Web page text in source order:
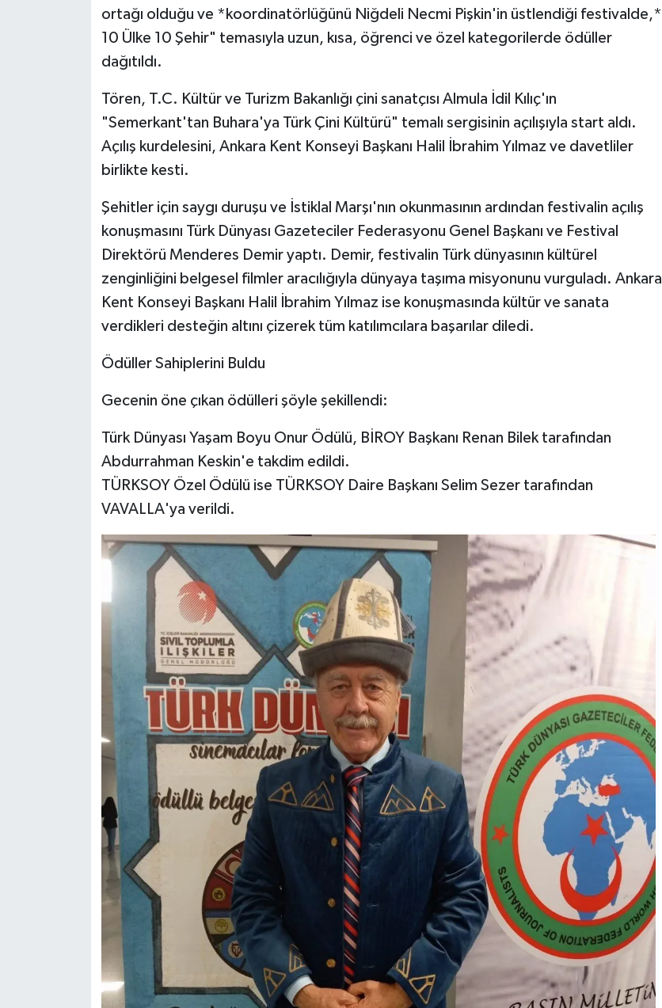
ortağı olduğu ve *koordinatörlüğünü Niğdeli Necmi Pişkin'in üstlendiği festivalde,*
10 Ülke 10 Şehir" temasıyla uzun, kısa, öğrenci ve özel kategorilerde ödüller
dağıtıldı.
Tören, T.C. Kültür ve Turizm Bakanlığı çini sanatçısı Almula İdil Kılıç'ın
"Semerkant'tan Buhara'ya Türk Çini Kültürü" temalı sergisinin açılışıyla start aldı.
Açılış kurdelesini, Ankara Kent Konseyi Başkanı Halil İbrahim Yılmaz ve davetliler
birlikte kesti.
Şehitler için saygı duruşu ve İstiklal Marşı'nın okunmasının ardından festivalin açılış
konuşmasını Türk Dünyası Gazeteciler Federasyonu Genel Başkanı ve Festival
Direktörü Menderes Demir yaptı. Demir, festivalin Türk dünyasının kültürel
zenginliğini belgesel filmler aracılığıyla dünyaya taşıma misyonunu vurguladı. Ankara
Kent Konseyi Başkanı Halil İbrahim Yılmaz ise konuşmasında kültür ve sanata
verdikleri desteğin altını çizerek tüm katılımcılara başarılar diledi.
Ödüller Sahiplerini Buldu
Gecenin öne çıkan ödülleri şöyle şekillendi:
Türk Dünyası Yaşam Boyu Onur Ödülü, BİROY Başkanı Renan Bilek tarafından
Abdurrahman Keskin'e takdim edildi.
TÜRKSOY Özel Ödülü ise TÜRKSOY Daire Başkanı Selim Sezer tarafından
VAVALLA'ya verildi.